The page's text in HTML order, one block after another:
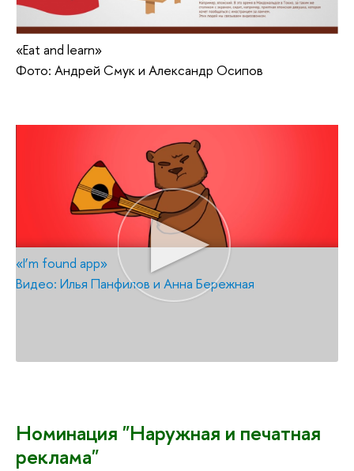
«Eat and learn»
Фото: Андрей Смук и Александр Осипов
«I’m found app»
Видео: Илья Панфилов и Анна Бережная
Номинация "Наружная и печатная
реклама"